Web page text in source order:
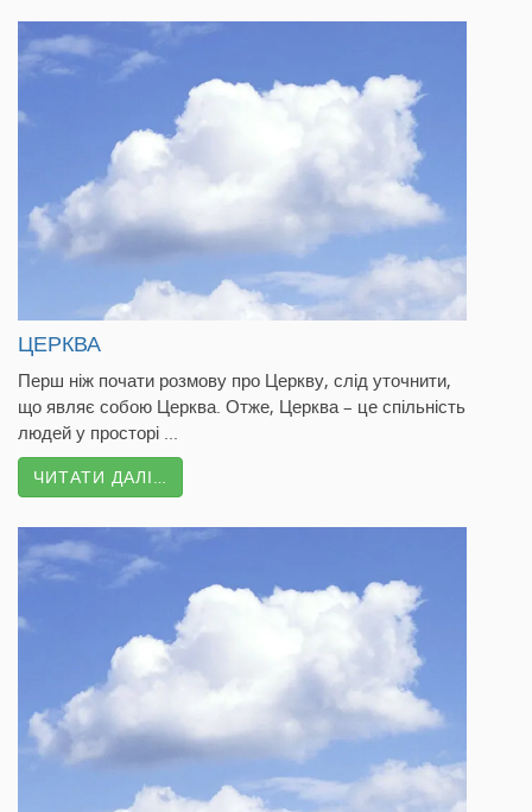
ЦЕРКВА
Перш ніж почати розмову про Церкву, слід уточнити,
що являє собою Церква. Отже, Церква – це спільність
людей у просторі ...
ЧИТАТИ ДАЛІ…